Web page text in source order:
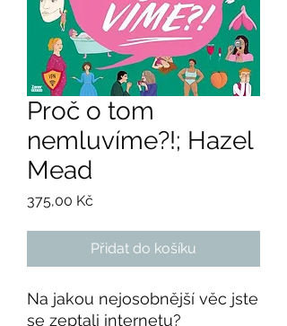
Proč o tom
nemluvíme?!; Hazel
Mead
375,00 Kč
Přidat do košíku
Na jakou nejosobnější věc jste
se zeptali internetu?